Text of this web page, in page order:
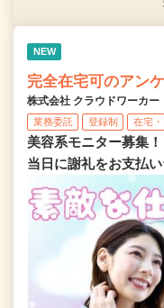
NEW
完全在宅可のアン
株式会社 クラウドワーカー
業務委託 登録制 在宅
美容系モニター募集
当日に謝礼をお支払